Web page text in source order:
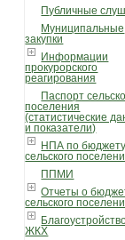
Публичные
Муниципальные
закупки
Информации
прокурорского
реагирования
Паспорт
поселения
(статистические
и показатели)
НПА по бюджету
сельского
ППМИ
Отчеты о
сельского
ЖКХ